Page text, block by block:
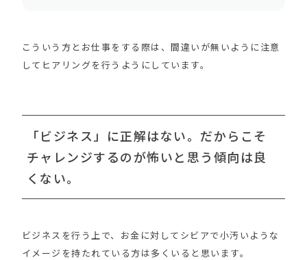
こういう方とお仕事をする際は、間違いが無いように注意
してヒアリングを行うようにしています。
「ビジネス」に正解はない。だからこそ
チャレンジするのが怖いと思う傾向は良
くない。
ビジネスを行う上で、お金に対してシビアで小汚いような
イメージを持たれている方は多くいると思います。